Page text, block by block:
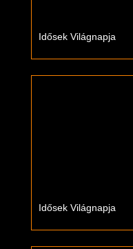
Idősek Világnapja
Idősek Világnapja